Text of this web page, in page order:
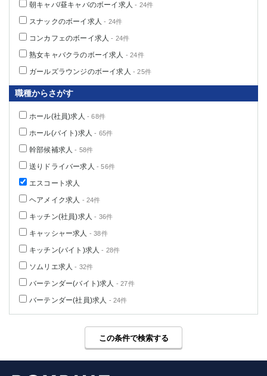
朝キャバ/昼キャバのボーイ求人 - 24件
スナックのボーイ求人 - 24件
コンカフェのボーイ求人 - 24件
熟女キャバクラのボーイ求人 - 24件
ガールズラウンジのボーイ求人 - 25件
職種からさがす
ホール(社員)求人 - 68件
ホール(バイト)求人 - 65件
幹部候補求人 - 58件
送りドライバー求人 - 56件
エスコート求人
ヘアメイク求人 - 24件
キッチン(社員)求人 - 36件
キャッシャー求人 - 38件
キッチン(バイト)求人 - 28件
ソムリエ求人 - 32件
バーテンダー(バイト)求人 - 27件
バーテンダー(社員)求人 - 24件
この条件で検索する